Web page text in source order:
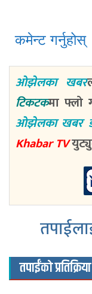
कमेन्ट गर्नुहोस्
ओझेलका खबर
टिकटकमा फ्लो
ओझेलका खबर
Khabar TV
तपाईंको प्रतिक्रिया